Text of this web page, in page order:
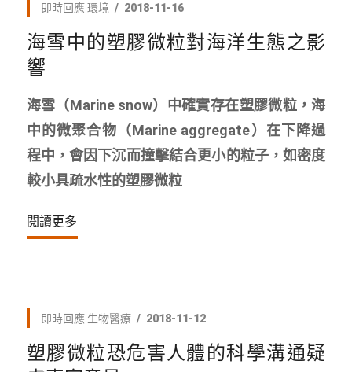
即時回應 環境 2018-11-16
海雪中的塑膠微粒對海洋生態之影
響
海雪（Marine snow）中確實存在塑膠微粒，海
中的微聚合物（Marine aggregate）在下降過
程中，會因下沉而撞擊結合更小的粒子，如密度
較小具疏水性的塑膠微粒
閱讀更多
即時回應 生物醫療 2018-11-12
塑膠微粒恐危害人體的科學溝通疑